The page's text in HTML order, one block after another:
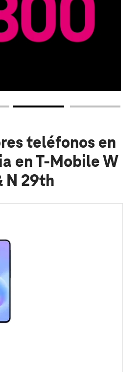
teléfonos en
en T-Mobile W
N 29th